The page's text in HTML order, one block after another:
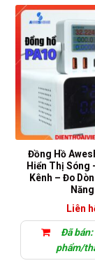
Đồng Hồ
Hiển Thị Sóng
Kênh – Đo
Năng
Liên
Đã
phẩm/